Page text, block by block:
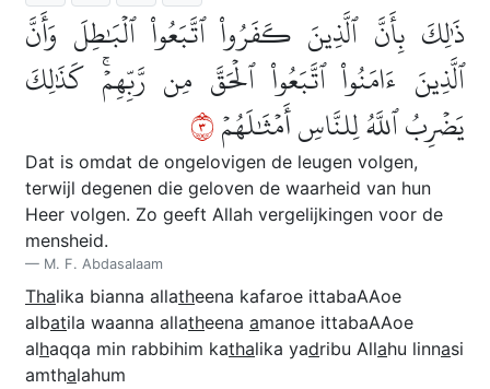
ذَٰلِكَ بِأَنَّ ٱلَّذِينَ كَفَرُواْ ٱتَّبَعُواْ ٱلۡبَٰطِلَ وَأَنَّ
ٱلَّذِينَ ءَامَنُواْ ٱتَّبَعُواْ ٱلۡحَقَّ مِن رَّبِّهِمۡۚ كَذَٰلِكَ
يَضۡرِبُ ٱللَّهُ لِلنَّاسِ أَمۡثَٰلَهُمۡ٣
Dat is omdat de ongelovigen de leugen volgen,
terwijl degenen die geloven de waarheid van hun
Heer volgen. Zo geeft Allah vergelijkingen voor de
mensheid.
M. F. Abdasalaam
Thalika bianna allatheena kafaroe ittabaAAoe
albatila waanna allatheena amanoe ittabaAAoe
alhaqqa min rabbihim kathalika yadribu Allahu linnasi
amthalahum